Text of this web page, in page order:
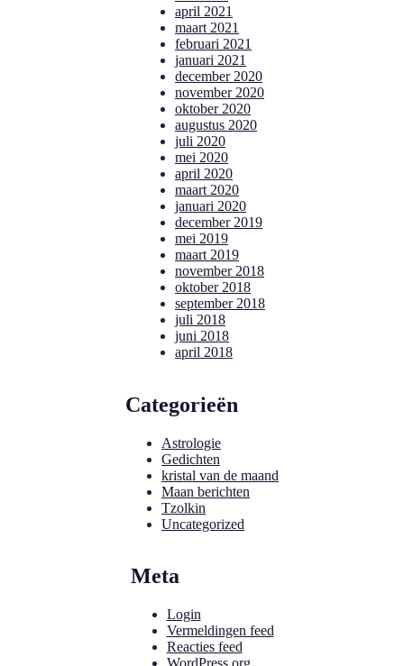
april 2021
maart 2021
februari 2021
januari 2021
december 2020
november 2020
oktober 2020
augustus 2020
juli 2020
mei 2020
april 2020
maart 2020
januari 2020
december 2019
mei 2019
maart 2019
november 2018
oktober 2018
september 2018
juli 2018
juni 2018
april 2018
Categorieën
Astrologie
Gedichten
kristal van de maand
Maan berichten
Tzolkin
Uncategorized
Meta
Login
Vermeldingen feed
Reacties feed